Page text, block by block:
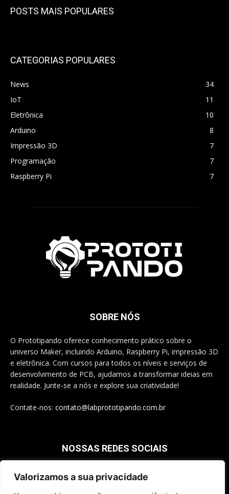
Valorizamos a sua privacidade
POSTS MAIS POPULARES
CATEGORIAS POPULARES
News
34
IoT
11
Eletrônica
10
Arduino
8
Impressão 3D
7
Programação
7
Raspberry Pi
7
SOBRE NÓS
O Prototipando oferece conhecimento prático sobre o
universo Maker, incluindo Arduino, Raspberry Pi, impressão 3D
e eletrônica. Com cursos para todos os níveis e serviços de
desenvolvimento de PCB, ajudamos a transformar ideias em
realidade. Junte-se a nós e explore sua criatividade!
Contate-nos: contato@labprototipando.com.br
NOSSAS REDES SOCIAIS